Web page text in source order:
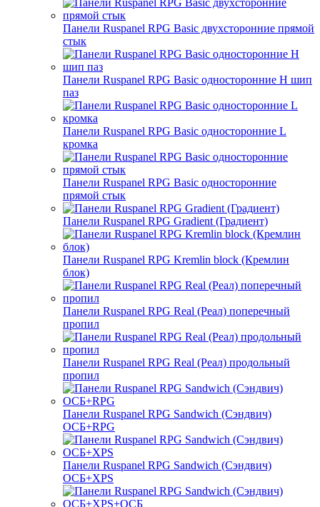
Панели Ruspanel RPG Basic двухсторонние прямой
стык
Панели Ruspanel RPG Basic односторонние H шип
паз
Панели Ruspanel RPG Basic односторонние L
кромка
Панели Ruspanel RPG Basic односторонние
прямой стык
Панели Ruspanel RPG Gradient (Градиент)
Панели Ruspanel RPG Kremlin block (Кремлин
блок)
Панели Ruspanel RPG Real (Реал) поперечный
пропил
Панели Ruspanel RPG Real (Реал) продольный
пропил
Панели Ruspanel RPG Sandwich (Сэндвич)
ОСБ+RPG
Панели Ruspanel RPG Sandwich (Сэндвич)
ОСБ+XPS